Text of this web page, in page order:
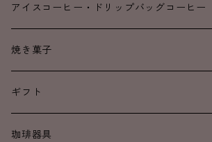
浅煎り
中煎り
中深煎り
深煎り
浅煎り
中煎り
中深煎り
深煎り
アイスコーヒー・ドリップバッグコーヒー
焼き菓子
ギフト
ドリップコーヒー
珈琲器具